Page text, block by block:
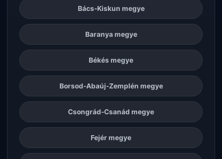
Bács-Kiskun megye
Baranya megye
Békés megye
Borsod-Abaúj-Zemplén megye
Csongrád-Csanád megye
Fejér megye